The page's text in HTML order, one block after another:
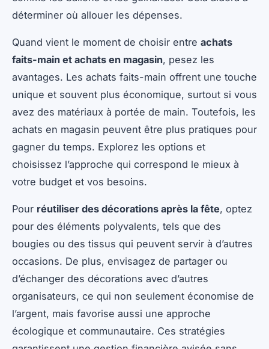
déterminer où allouer les dépenses.
Quand vient le moment de choisir entre achats
faits-main et achats en magasin, pesez les
avantages. Les achats faits-main offrent une touche
unique et souvent plus économique, surtout si vous
avez des matériaux à portée de main. Toutefois, les
achats en magasin peuvent être plus pratiques pour
gagner du temps. Explorez les options et
choisissez l’approche qui correspond le mieux à
votre budget et vos besoins.
Pour réutiliser des décorations après la fête, optez
pour des éléments polyvalents, tels que des
bougies ou des tissus qui peuvent servir à d’autres
occasions. De plus, envisagez de partager ou
d’échanger des décorations avec d’autres
organisateurs, ce qui non seulement économise de
l’argent, mais favorise aussi une approche
écologique et communautaire. Ces stratégies